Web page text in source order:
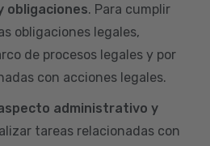
obligaciones. Para cumplir
obligaciones legales,
de procesos legales y por
con acciones legales.
administrativo y
tareas relacionadas con